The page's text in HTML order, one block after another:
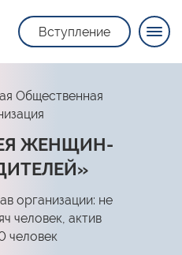
Вступление
Общественная
ЖЕНЩИН-
организации: не
человек, актив
человек